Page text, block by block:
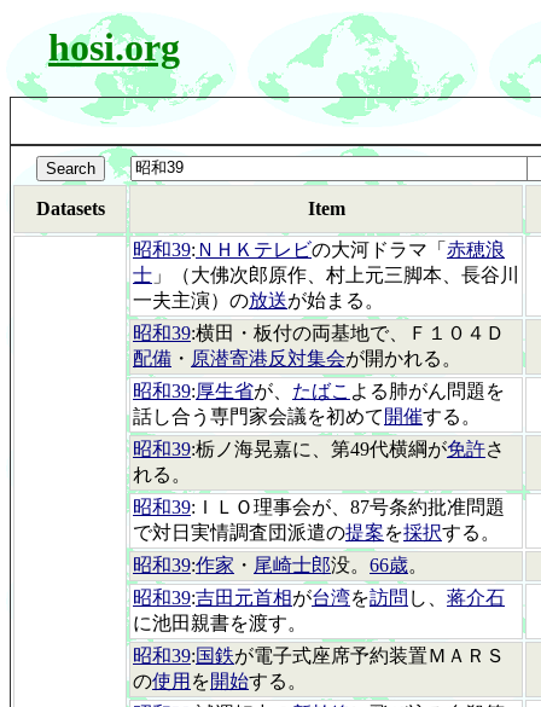
hosi.org
Datasets Item
昭和39: ＮＨＫテレビの大河ドラマ「 赤穂浪
士 」（大佛次郎原作、村上元三脚本、長谷川
一夫主演）の放送が始まる。
昭和39:横田・板付の両基地で、Ｆ１０４Ｄ
配備 ・ 原潜寄港反対集会が開かれる。
昭和39:厚生省が、 たばこ よる肺がん問題を
話し合う専門家会議を初めて 開催する。
昭和39:栃ノ海晃嘉に、第49代横綱が免許さ
れる。
昭和39:ＩＬＯ理事会が、87号条約批准問題
で対日実情調査団派遣の提案を採択する。
昭和39:作家 ・ 尾崎士郎没。 66歳。
昭和39:吉田元首相が台湾を訪問 し、 蒋介石
に池田親書を渡す。
昭和39:国鉄が電子式座席予約装置ＭＡＲＳ
の使用 を開始する。